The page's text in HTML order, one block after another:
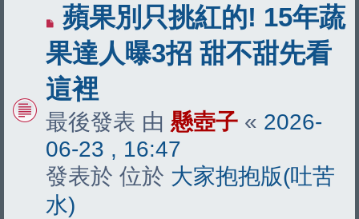
有
新
文
章
蘋果別只挑紅的! 15年蔬
果達人曝3招 甜不甜先看
這裡
最後發表 由 懸壺子 « 2026-
06-23 , 16:47
發表於 位於 大家抱抱版(吐苦
水)